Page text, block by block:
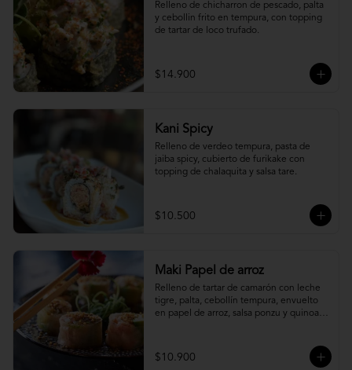
Relleno de chicharron de pescado, palta
y cebollin frito en tempura, con topping
de tartar de loco trufado.
$14.900
Kani Spicy
Relleno de verdeo tempura, pasta de
jaiba spicy, cubierto de furikake con
topping de chalaquita y salsa tare.
$10.500
Maki Papel de arroz
Relleno de tartar de camarón con leche
tigre, palta, cebollín tempura, envuelto
en papel de arroz, salsa ponzu y quinoa
$10.900